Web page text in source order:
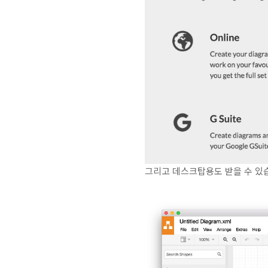
그리고 데스크탑용도 받을 수 있